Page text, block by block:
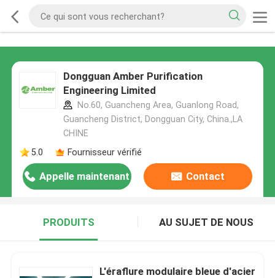
Dongguan Amber Purification
Engineering Limited
No.60, Guancheng Area, Guanlong Road,
Guancheng District, Dongguan City, China.,LA
CHINE
5.0
Fournisseur vérifié
Appelle maintenant Contact
PRODUITS AU SUJET DE NOUS
L'éraflure modulaire bleue d'acier